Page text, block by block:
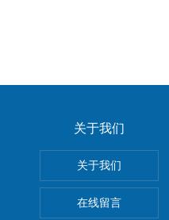
关于我们
关于我们
在线留言